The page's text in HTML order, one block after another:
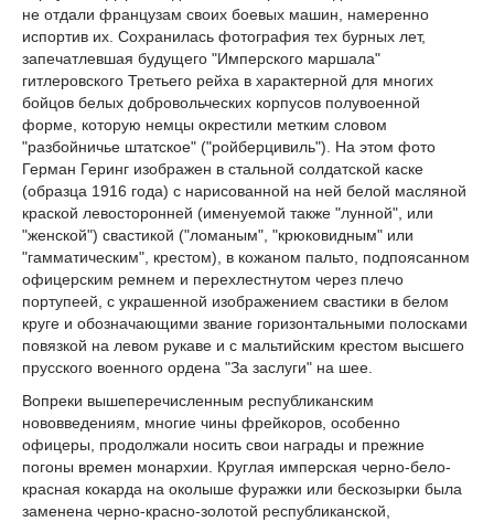
не отдали французам своих боевых машин, намеренно
испортив их. Сохранилась фотография тех бурных лет,
запечатлевшая будущего "Имперского маршала"
гитлеровского Третьего рейха в характерной для многих
бойцов белых добровольческих корпусов полувоенной
форме, которую немцы окрестили метким словом
"разбойничье штатское" ("ройберцивиль"). На этом фото
Герман Геринг изображен в стальной солдатской каске
(образца 1916 года) с нарисованной на ней белой масляной
краской левосторонней (именуемой также "лунной", или
"женской") свастикой ("ломаным", "крюковидным" или
"гамматическим", крестом), в кожаном пальто, подпоясанном
офицерским ремнем и перехлестнутом через плечо
портупеей, с украшенной изображением свастики в белом
круге и обозначающими звание горизонтальными полосками
повязкой на левом рукаве и с мальтийским крестом высшего
прусского военного ордена "За заслуги" на шее.
Вопреки вышеперечисленным республиканским
нововведениям, многие чины фрейкоров, особенно
офицеры, продолжали носить свои награды и прежние
погоны времен монархии. Круглая имперская черно-бело-
красная кокарда на околыше фуражки или бескозырки была
заменена черно-красно-золотой республиканской,